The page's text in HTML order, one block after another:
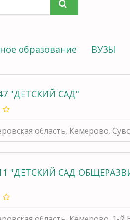
образование ВУЗЫ
"ДЕТСКИЙ САД"
область, Кемерово,
"ДЕТСКИЙ САД